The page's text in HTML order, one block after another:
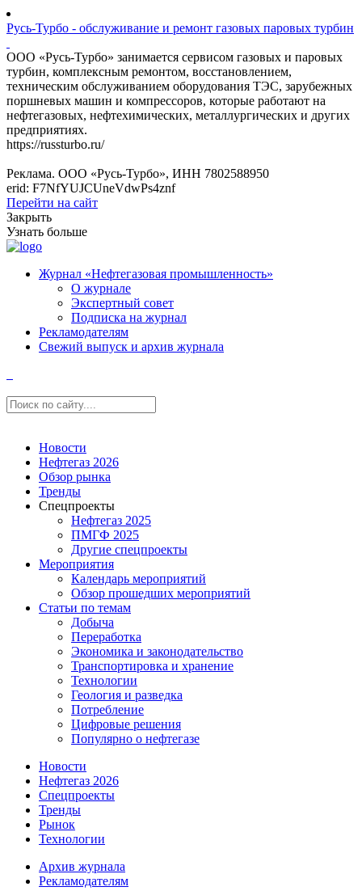
Русь-Турбо - обслуживание и ремонт газовых паровых турбин
ООО «Русь-Турбо» занимается сервисом газовых и паровых
турбин, комплексным ремонтом, восстановлением,
техническим обслуживанием оборудования ТЭС, зарубежных
поршневых машин и компрессоров, которые работают на
нефтегазовых, нефтехимических, металлургических и других
предприятиях.
https://russturbo.ru/
Реклама. ООО «Русь-Турбо», ИНН 7802588950
erid: F7NfYUJCUneVdwPs4znf
Перейти на сайт
Закрыть
Узнать больше
Журнал «Нефтегазовая промышленность»
О журнале
Экспертный совет
Подписка на журнал
Рекламодателям
Свежий выпуск и архив журнала
Новости
Нефтегаз 2026
Обзор рынка
Тренды
Спецпроекты
Нефтегаз 2025
ПМГФ 2025
Другие спецпроекты
Мероприятия
Календарь мероприятий
Обзор прошедших мероприятий
Статьи по темам
Добыча
Переработка
Экономика и законодательство
Транспортировка и хранение
Технологии
Геология и разведка
Потребление
Цифровые решения
Популярно о нефтегазе
Новости
Нефтегаз 2026
Спецпроекты
Тренды
Рынок
Технологии
Архив журнала
Рекламодателям